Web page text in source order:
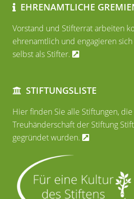
EHRENAMTLICHE
Vorstand und Stifterrat arbeiten
ehrenamtlich und engagieren
selbst als Stifter.
STIFTUNGSLISTE
Hier finden Sie alle Stiftungen,
Treuhänderschaft der Stiftung
gegründet wurden.